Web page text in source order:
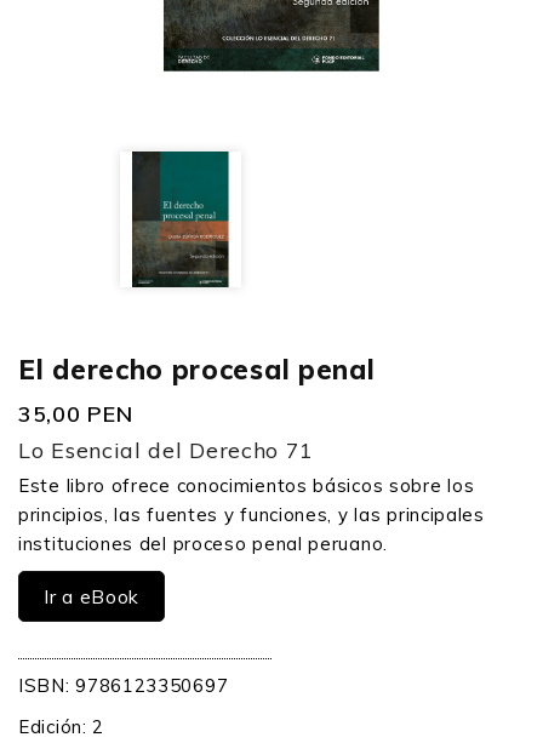
El derecho procesal penal
35,00 PEN
Lo Esencial del Derecho 71
Este libro ofrece conocimientos básicos sobre los
principios, las fuentes y funciones, y las principales
instituciones del proceso penal peruano.
Ir a eBook
ISBN: 9786123350697
Edición: 2